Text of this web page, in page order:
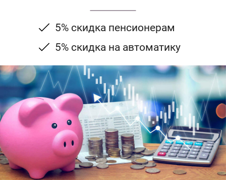
5% скидка пенсионерам
5% скидка на автоматику